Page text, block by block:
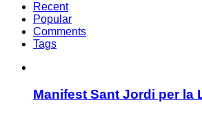
Recent
Popular
Comments
Tags
Manifest Sant Jordi per la